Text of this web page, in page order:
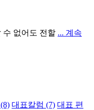
수 없어도 전할 ... 계속
(8) 대표칼럼 (7) 대표 편